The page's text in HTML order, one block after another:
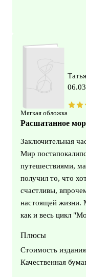
Мягкая обложка
Расшатанное
Заключительная
Мир
путешествиями,
получил то, что
счастливы,
настоящей жизни.
как и весь цикл
Плюсы
Стоимость издания
Качественная